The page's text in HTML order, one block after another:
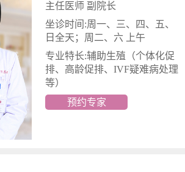
主任医师 副院长
坐诊时间:周一、三、四、五、
日全天；周二、六 上午
专业特长:辅助生殖 （个体化促
排、高龄促排、IVF疑难病处理
等）
预约专家